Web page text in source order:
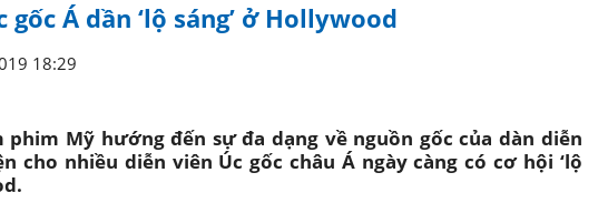
gốc Á dần ‘lộ sáng’ ở Hollywood
18:29
phim Mỹ hướng đến sự đa dạng về nguồn gốc của dàn diễn
cho nhiều diễn viên Úc gốc châu Á ngày càng có cơ hội ‘lộ